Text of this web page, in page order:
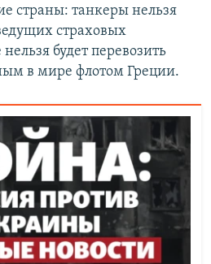
страны: танкеры нельзя
страховых
будет перевозить
в мире флотом Греции.